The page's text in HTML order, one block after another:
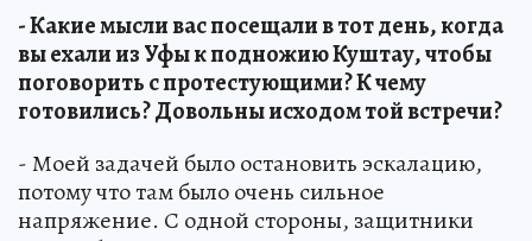
- Какие мысли вас посещали в тот день, когда
вы ехали из Уфы к подножию Куштау, чтобы
поговорить с протестующими? К чему
готовились? Довольны исходом той встречи?
- Моей задачей было остановить эскалацию,
потому что там было очень сильное
напряжение. С одной стороны, защитники